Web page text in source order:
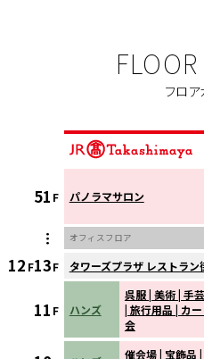
フロア
51 F パノラマサロン
... オフィスフロア
12 F13F タワーズプラザ レストラン
11 F ハンズ
呉服 | 美術 | 手
| 旅行用品 | カ
会
催会場 | 宝飾品